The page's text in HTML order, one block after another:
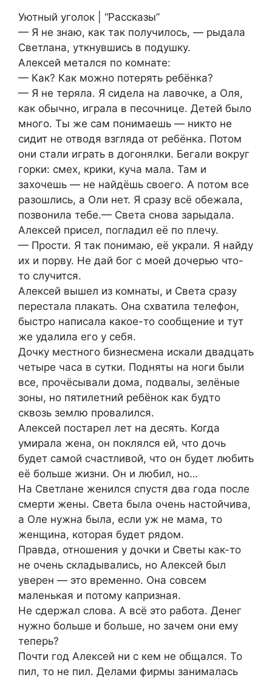
Уютный уголок | “Рассказы”
— Я не знаю, как так получилось, — рыдала
Светлана, уткнувшись в подушку.
Алексей метался по комнате:
— Как? Как можно потерять ребёнка?
— Я не теряла. Я сидела на лавочке, а Оля,
как обычно, играла в песочнице. Детей было
много. Ты же сам понимаешь — никто не
сидит не отводя взгляда от ребёнка. Потом
они стали играть в догонялки. Бегали вокруг
горки: смех, крики, куча мала. Там и
захочешь — не найдёшь своего. А потом все
разошлись, а Оли нет. Я сразу всё обежала,
позвонила тебе.— Света снова зарыдала.
Алексей присел, погладил её по плечу.
— Прости. Я так понимаю, её украли. Я найду
их и порву. Не дай бог с моей дочерью что-
то случится.
Алексей вышел из комнаты, и Света сразу
перестала плакать. Она схватила телефон,
быстро написала какое-то сообщение и тут
же удалила его у себя.
Дочку местного бизнесмена искали двадцать
четыре часа в сутки. Подняты на ноги были
все, прочёсывали дома, подвалы, зелёные
зоны, но пятилетний ребёнок как будто
сквозь землю провалился.
Алексей постарел лет на десять. Когда
умирала жена, он поклялся ей, что дочь
будет самой счастливой, что он будет любить
её больше жизни. Он и любил, но…
На Светлане женился спустя два года после
смерти жены. Света была очень настойчива,
а Оле нужна была, если уж не мама, то
женщина, которая будет рядом.
Правда, отношения у дочки и Светы как-то
не очень складывались, но Алексей был
уверен — это временно. Она совсем
маленькая и потому капризная.
Не сдержал слова. А всё это работа. Денег
нужно больше и больше, но зачем они ему
теперь?
Почти год Алексей ни с кем не общался. То
пил, то не пил. Делами фирмы занималась